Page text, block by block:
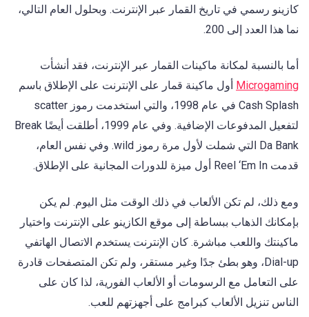
كازينو رسمي في تاريخ القمار عبر الإنترنت. وبحلول العام التالي،
نما هذا العدد إلى 200.
أما بالنسبة لمكانة ماكينات القمار عبر الإنترنت، فقد أنشأت
Microgaming
أول ماكينة قمار على الإنترنت على الإطلاق باسم
Cash Splash في عام 1998، والتي استخدمت رموز scatter
لتفعيل المدفوعات الإضافية. وفي عام 1999، أطلقت أيضًا Break
Da Bank التي شملت لأول مرة رموز wild. وفي نفس العام،
قدمت Reel ‘Em In أول ميزة للدورات المجانية على الإطلاق.
ومع ذلك، لم تكن الألعاب في ذلك الوقت مثل اليوم. لم يكن
بإمكانك الذهاب ببساطة إلى موقع الكازينو على الإنترنت واختيار
ماكينتك واللعب مباشرة. كان الإنترنت يستخدم الاتصال الهاتفي
Dial-up، وهو بطئ جدًا وغير مستقر، ولم تكن المتصفحات قادرة
على التعامل مع الرسومات أو الألعاب الفورية، لذا كان على
الناس تنزيل الألعاب كبرامج على أجهزتهم للعب.